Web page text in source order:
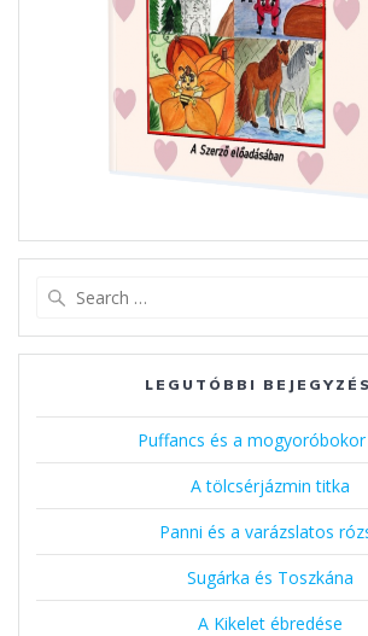
LEGUTÓBBI
Puffancs és a
A tölcsérjázmin titka
Panni és a varázslatos
Sugárka és Toszkána
A Kikelet ébredése